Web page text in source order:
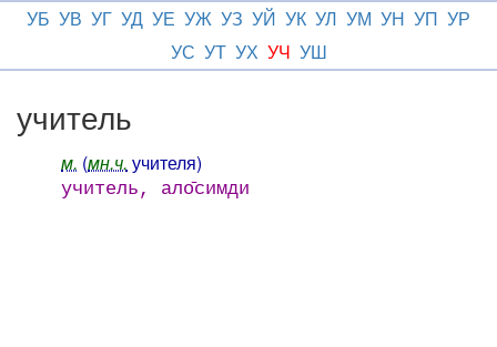
УБ УВ УГ УД УЕ УЖ УЗ УЙ УК УЛ УМ УН УП УР
УС УТ УХ УЧ УШ
учитель
м. (мн.ч. учителя)
учитель, ало̄симди